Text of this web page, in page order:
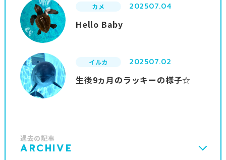
カメ 202507.04
Hello Baby
イルカ 202507.02
生後9ヵ月のラッキーの様子☆
過去の記事
ARCHIVE